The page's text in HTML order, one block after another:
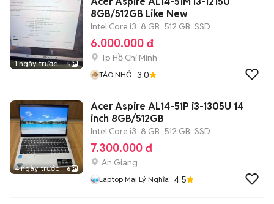
1 ngày trước 5
8GB/512GB Like New
Intel Core i3 8 GB 512 GB SSD
6.000.000 đ
Tp Hồ Chí Minh
TÁO NHỎ 3.0
4 ngày trước 6
Acer Aspire AL14-51P i3-1305U 14
inch 8GB/512GB
Intel Core i3 8 GB 512 GB SSD
7.300.000 đ
An Giang
Laptop Mai Lý Nghĩa 4.5